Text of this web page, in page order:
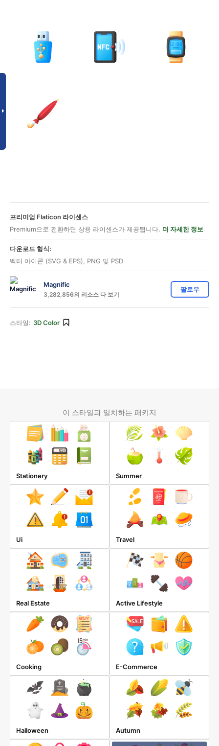
프리미엄 Flaticon 라이센스
Premium으로 전환하면 상용 라이센스가 제공됩니다. 더 자세한 정보
다운로드 형식:
벡터 아이콘 (SVG & EPS), PNG 및 PSD
Magnific
3,282,856의 리소스 다 보기
팔로우
스타일: 3D Color
이 스타일과 일치하는 패키지
Stationery Summer
Ui Travel
Real Estate Active Lifestyle
Cooking E-Commerce
Halloween Autumn